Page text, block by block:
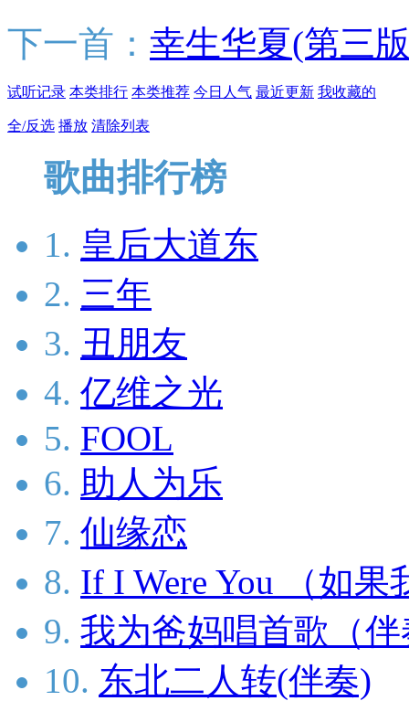
下一首： 幸生华夏(第三
试听记录 本类排行 本类推荐 今日人气 最近更新 我收藏的
全/反选 播放 清除列表
歌曲排行榜
1. 皇后大道东
2. 三年
3. 丑朋友
4. 亿维之光
5. FOOL
6. 助人为乐
7. 仙缘恋
8. If I Were You （如
9. 我为爸妈唱首歌（
10. 东北二人转(伴奏)